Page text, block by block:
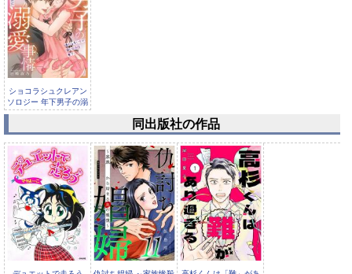
ショコラシュクレアン
ソロジー 年下男子の溺
愛事情...
同出版社の作品